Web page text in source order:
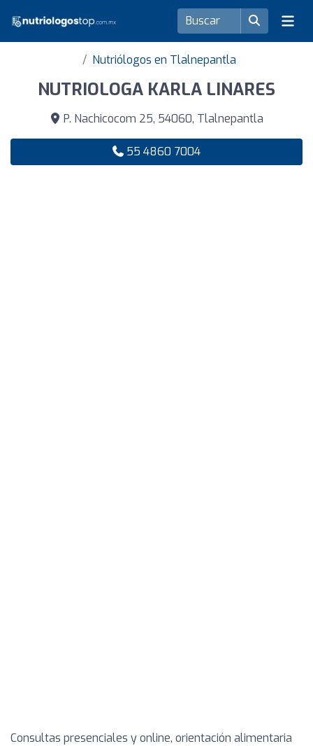
Nutriólogos en Tlalnepantla
NUTRIOLOGA KARLA LINARES
P. Nachicocom 25, 54060, Tlalnepantla
55 4860 7004
Consultas presenciales y online, orientación alimentaria